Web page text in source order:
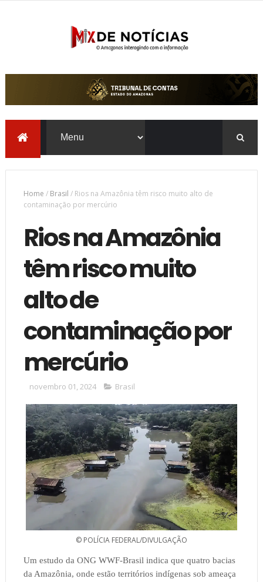
Home / Brasil / Rios na Amazônia têm risco muito alto de
contaminação por mercúrio
Rios na Amazônia
têm risco muito
alto de
contaminação por
mercúrio
novembro 01, 2024 Brasil
© POLÍCIA FEDERAL/DIVULGAÇÃO
Um estudo da ONG WWF-Brasil indica que quatro bacias
da Amazônia, onde estão territórios indígenas sob ameaça